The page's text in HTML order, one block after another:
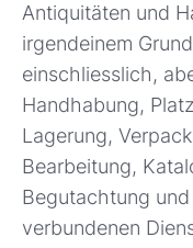
Antiquitäten und
irgendeinem
einschliesslich,
Handhabung,
Lagerung,
Bearbeitung,
Begutachtung
verbundenen